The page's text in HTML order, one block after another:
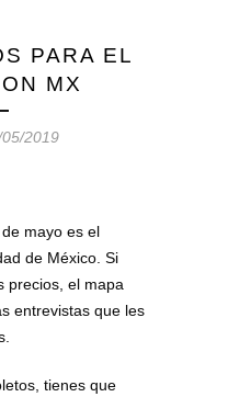
PARA EL
MX
2019
mayo es el
de México. Si
precios, el mapa
entrevistas que les
tienes que